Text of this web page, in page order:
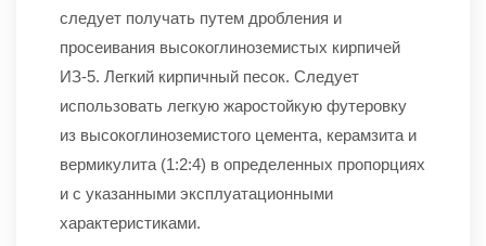
следует получать путем дробления и
просеивания высокоглиноземистых кирпичей
ИЗ-5. Легкий кирпичный песок. Следует
использовать легкую жаростойкую футеровку
из высокоглиноземистого цемента, керамзита и
вермикулита (1:2:4) в определенных пропорциях
и с указанными эксплуатационными
характеристиками.